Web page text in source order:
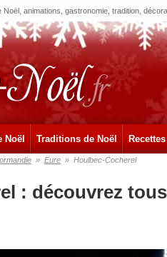
animations, gastronomie, tradition,
Noël Traditions de Noël
» Eure » Houlbec-Cocherel
: découvrez